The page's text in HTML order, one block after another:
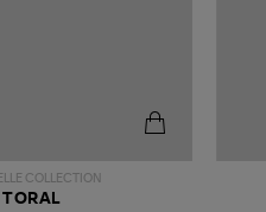
COLLECTION
TORAL